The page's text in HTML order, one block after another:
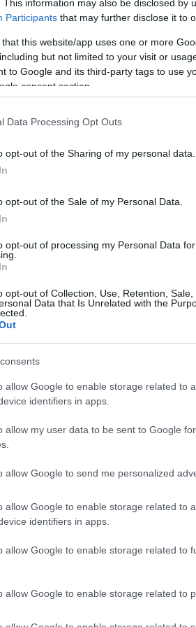
This information may also be disclosed by
Participants that may further disclose it to
that this website/app uses one or more
but not limited to your visit or
to Google and its third-party tags to use
consent section.
Data Processing Opt Outs
opt-out of the Sharing of my personal data.
opt-out of the Sale of my Personal Data.
opt-out of processing my Personal Data
opt-out of Collection, Use, Retention,
Data that Is Unrelated with the
allow Google to enable storage related to
identifiers in apps.
allow my user data to be sent to Google
allow Google to send me personalized
allow Google to enable storage related to
identifiers in apps.
allow Google to enable storage related to
allow Google to enable storage related to
magad,
kell érezned magad, mielőtt
edzőterembe vagy elindulsz
a napi munkafeladataidba.A
média influenszerek videói
mindig inspiráltak és tele
azonban egészen más.
megelőzi azt. Először jön tehát a
a jelenséget a "haladás elvének"
növekedést okozhat, ha
feladatban, legyen az bármilyen
mielőtt elkezdjük,
adhat okot. Ahelyett, hogy
magad, próbálj meg egy
csak kezdd el.
Téged mi motivál
valójában? Ez a
személyiségteszt
annyit biztosan foglalkozol egy